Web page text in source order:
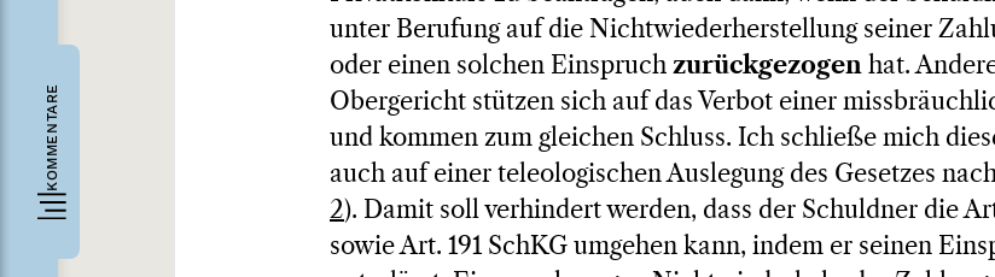
KOMMENTARE
unter Berufung auf die Nichtwiederherstellung seiner
oder einen solchen Einspruch zurückgezogen hat.
Obergericht stützen sich auf das Verbot einer
und kommen zum gleichen Schluss. Ich schließe mich
auch auf einer teleologischen Auslegung des Gesetzes
2). Damit soll verhindert werden, dass der Schuldner die
sowie Art. 191 SchKG umgehen kann, indem er seinen